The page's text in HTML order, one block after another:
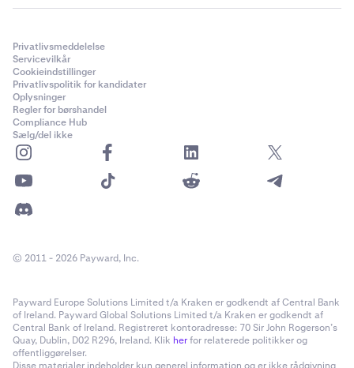
Privatlivsmeddelelse
Servicevilkår
Cookieindstillinger
Privatlivspolitik for kandidater
Oplysninger
Regler for børshandel
Compliance Hub
Sælg/del ikke
© 2011 - 2026 Payward, Inc.
Payward Europe Solutions Limited t/a Kraken er godkendt af Central Bank
of Ireland. Payward Global Solutions Limited t/a Kraken er godkendt af
Central Bank of Ireland. Registreret kontoradresse: 70 Sir John Rogerson’s
Quay, Dublin, D02 R296, Ireland. Klik herfor relaterede politikker og
offentliggørelser.